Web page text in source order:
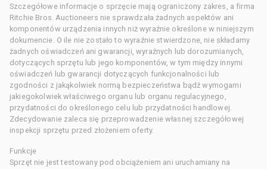
Szczegółowe informacje o sprzęcie mają ograniczony zakres, a firma
Ritchie Bros. Auctioneers nie sprawdzała żadnych aspektów ani
komponentów urządzenia innych niż wyraźnie określone w niniejszym
dokumencie. O ile nie zostało to wyraźnie stwierdzone, nie składamy
żadnych oświadczeń ani gwarancji, wyraźnych lub dorozumianych,
dotyczących sprzętu lub jego komponentów, w tym między innymi
oświadczeń lub gwarancji dotyczących funkcjonalności lub
zgodności z jakąkolwiek normą bezpieczeństwa bądź wymogami
jakiegokolwiek właściwego organu lub organu regulacyjnego,
przydatności do określonego celu lub przydatności handlowej.
Zdecydowanie zaleca się przeprowadzenie własnej szczegółowej
inspekcji sprzętu przed złożeniem oferty.
Funkcje
Sprzęt nie jest testowany pod obciążeniem ani uruchamiany na